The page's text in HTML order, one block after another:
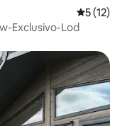
5 de uma
5 (12)
Exclusivo-Lod